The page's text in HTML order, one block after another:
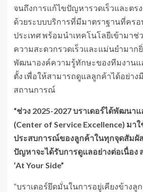
จนถึงการแก้ไขปัญหารวดเร็วและตร
ด้วยระบบบริการที่มีมาตราฐานที่คร
ประเทศ พร้อมนำเทคโนโลยีเข้ามาช่
ความสะดวกรวดเร็วและแม่นยำมาก
พัฒนาองค์ความรู้ทักษะของทีมงานแ
ตั้ง เพื่อให้สามารถดูแลลูกค้าได้อย่า
สถานการณ์
“ช่วง 2025-2027 บราเดอร์ได้พัฒนา
(Center of Service Excellence) มา
ประสบการณ์ของลูกค้าในทุกจุดสัมผั
ปัญหาจะได้รับการดูแลอย่างต่อเนื่อง
‘At Your Side”
“บราเดอร์ยึดมั่นในการอยู่เคียงข้างลู